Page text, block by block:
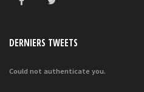
DERNIERS TWEETS
Could not authenticate you.